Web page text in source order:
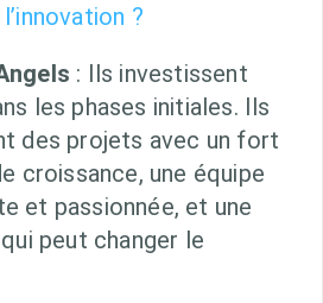
?
: Ils investissent
les phases initiales. Ils
des projets avec un fort
croissance, une équipe
et passionnée, et une
peut changer le